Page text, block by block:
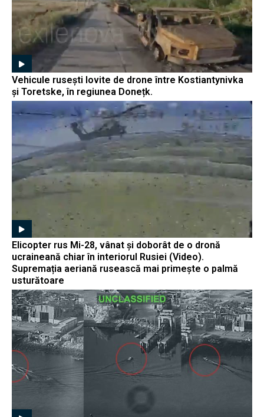
Vehicule rusești lovite de drone între Kostiantynivka
și Toretske, în regiunea Donețk.
Elicopter rus Mi-28, vânat și doborât de o dronă
ucraineană chiar în interiorul Rusiei (Video).
Supremația aeriană rusească mai primește o palmă
usturătoare